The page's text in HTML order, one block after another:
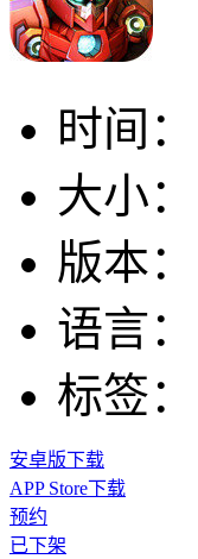
时间：
大小：
版本：
语言：
标签：
安卓版下载
APP Store下载
预约
已下架